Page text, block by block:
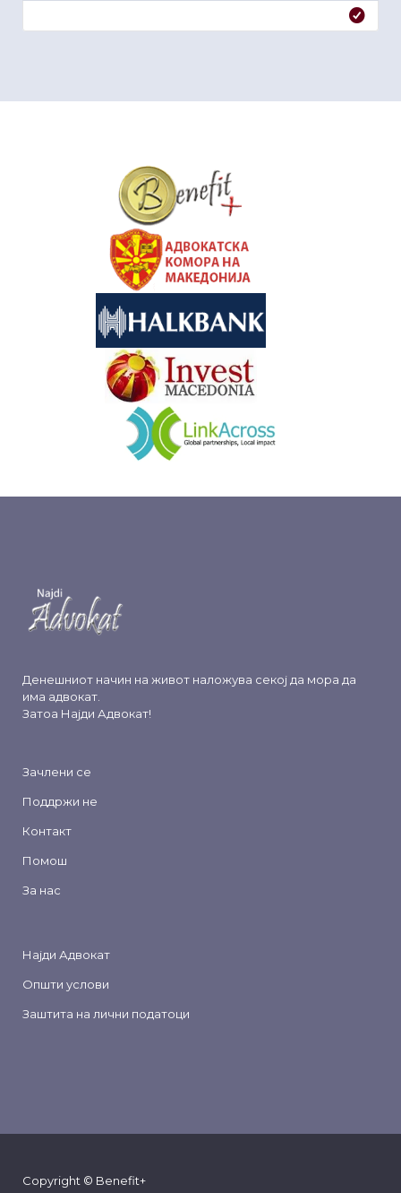
Денешниот начин на живот наложува секој да мора да
има адвокат.
Затоа Најди Адвокат!
Зачлени се
Поддржи не
Контакт
Помош
За нас
Најди Адвокат
Општи услови
Заштита на лични податоци
Copyright © Benefit+